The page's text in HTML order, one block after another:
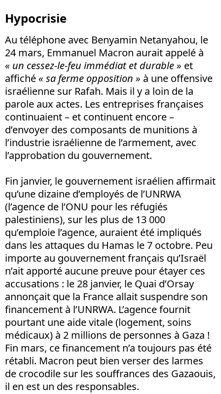
Hypocrisie
Au téléphone avec Benyamin Netanyahou, le
24 mars, Emmanuel Macron aurait appelé à
« un cessez-le-feu immédiat et durable » et
affiché « sa ferme opposition » à une offensive
israélienne sur Rafah. Mais il y a loin de la
parole aux actes. Les entreprises françaises
continuaient – et continuent encore –
d’envoyer des composants de munitions à
l’industrie israélienne de l’armement, avec
l’approbation du gouvernement.
Fin janvier, le gouvernement israélien affirmait
qu’une dizaine d’employés de l’UNRWA
(l’agence de l’ONU pour les réfugiés
palestiniens), sur les plus de 13 000
qu’emploie l’agence, auraient été impliqués
dans les attaques du Hamas le 7 octobre. Peu
importe au gouvernement français qu’Israël
n’ait apporté aucune preuve pour étayer ces
accusations : le 28 janvier, le Quai d’Orsay
annonçait que la France allait suspendre son
financement à l’UNRWA. L’agence fournit
pourtant une aide vitale (logement, soins
médicaux) à 2 millions de personnes à Gaza !
Fin mars, ce financement n’a toujours pas été
rétabli. Macron peut bien verser des larmes
de crocodile sur les souffrances des Gazaouis,
il en est un des responsables.